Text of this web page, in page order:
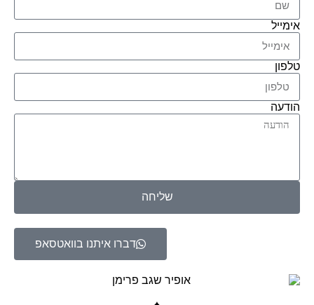
אימייל
טלפון
הודעה
שליחה
דברו איתנו בוואטסאפ